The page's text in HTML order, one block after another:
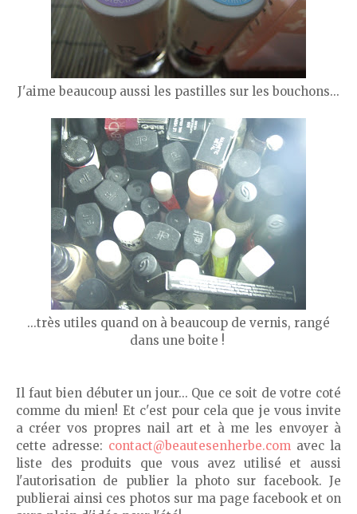
J'aime beaucoup aussi les pastilles sur les bouchons...
...très utiles quand on à beaucoup de vernis, rangé
dans une boite !
Il faut bien débuter un jour... Que ce soit de votre coté
comme du mien! Et c'est pour cela que je vous invite
a créer vos propres nail art et à me les envoyer à
cette adresse: contact@beautesenherbe.com avec la
liste des produits que vous avez utilisé et aussi
l'autorisation de publier la photo sur facebook. Je
publierai ainsi ces photos sur ma page facebook et on